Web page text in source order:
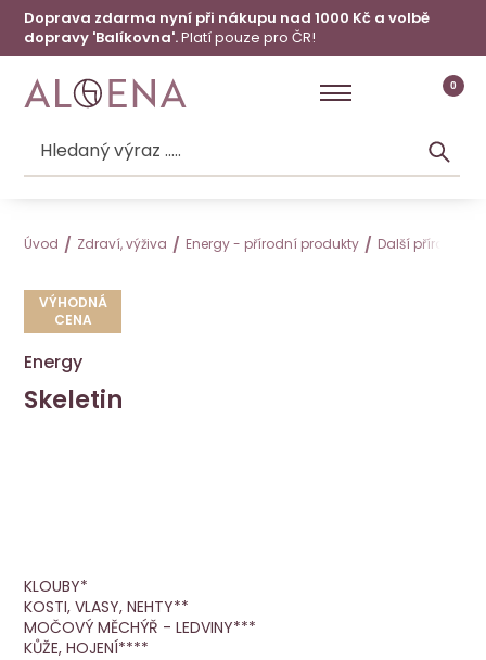
Doprava zdarma nyní při nákupu nad 1000 Kč a volbě
dopravy 'Balíkovna'.Platí pouze pro ČR!
0
Úvod Zdraví, výživa Energy - přírodní produkty Další přírodní
VÝHODNÁ
CENA
Energy
Skeletin
KLOUBY*
KOSTI, VLASY, NEHTY**
MOČOVÝ MĚCHÝŘ - LEDVINY***
KŮŽE, HOJENÍ****